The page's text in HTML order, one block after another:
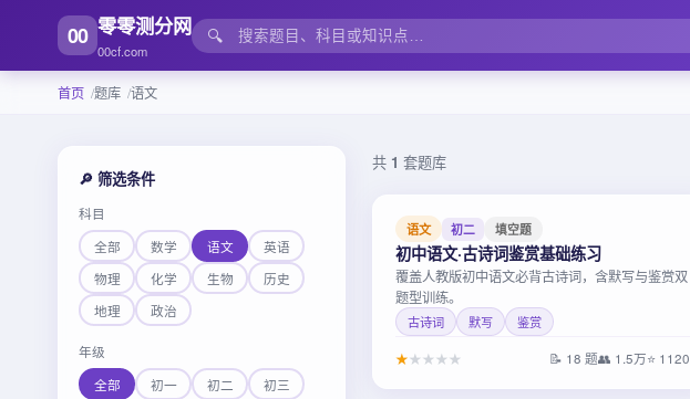
00 零零测分网
00cf.com
🔍
首页 题库 语文
🔎 筛选条件
科目
全部
数学 语文
英语
物理
化学 生物
历史
地理
政治
年级
全部
初一 初二
初三
共 1 套题库
语文 初二 填空题
初中语文·古诗词鉴赏基础练习
覆盖人教版初中语文必背古诗词，含默写与鉴赏双
题型训练。
古诗词 默写 鉴赏
★★ ★ ★ ★ 📝 18 题👥 1.5万⭐ 1120